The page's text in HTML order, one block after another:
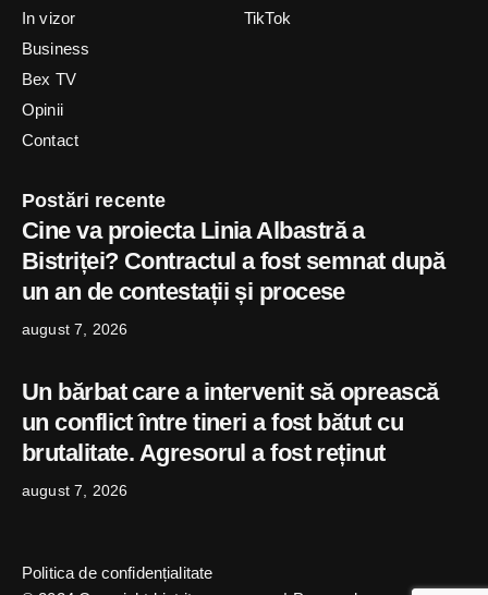
In vizor
Business
Bex TV
Opinii
Contact
TikTok
Postări recente
Cine va proiecta Linia Albastră a
Bistriței? Contractul a fost semnat după
un an de contestații și procese
august 7, 2026
Un bărbat care a intervenit să oprească
un conflict între tineri a fost bătut cu
brutalitate. Agresorul a fost reținut
august 7, 2026
Politica de confidențialitate